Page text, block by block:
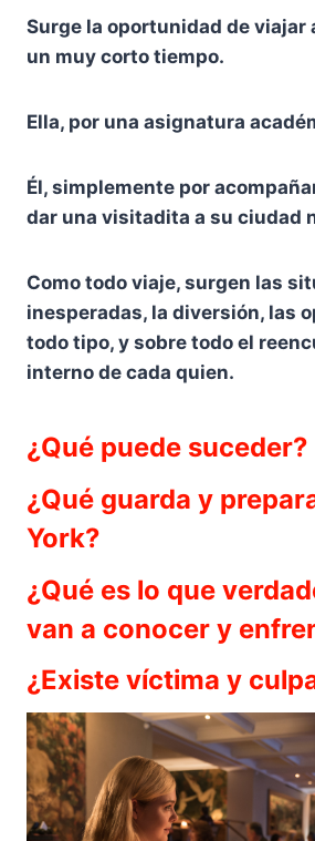
Surge la oportunidad de viajar
un muy corto tiempo.
Ella, por una asignatura
Él, simplemente por
dar una visitadita a su ciudad
Como todo viaje, surgen las
inesperadas, la diversión, las
todo tipo, y sobre todo el
interno de cada quien.
¿Qué puede suceder?
¿Qué guarda y
York?
¿Qué es lo que
van a conocer y
¿Existe víctima y